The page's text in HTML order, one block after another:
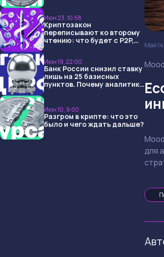
Июн 23, 10:58
Криптозакон
переписывают ко второму
чтению: что будет с P2P,
Июн 19, 22:00
Банк России снизил ставку
лишь на 25 базисных
пунктов. Почему аналитики
Июн 10, 9:00
Разгром в крипте: что это
было и чего ждать дальше?
Май
для